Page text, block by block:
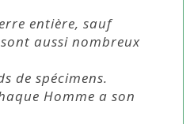
entière, sauf
aussi nombreux
de spécimens.
Homme a son